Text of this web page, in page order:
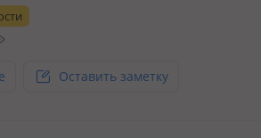
Оставить заметку